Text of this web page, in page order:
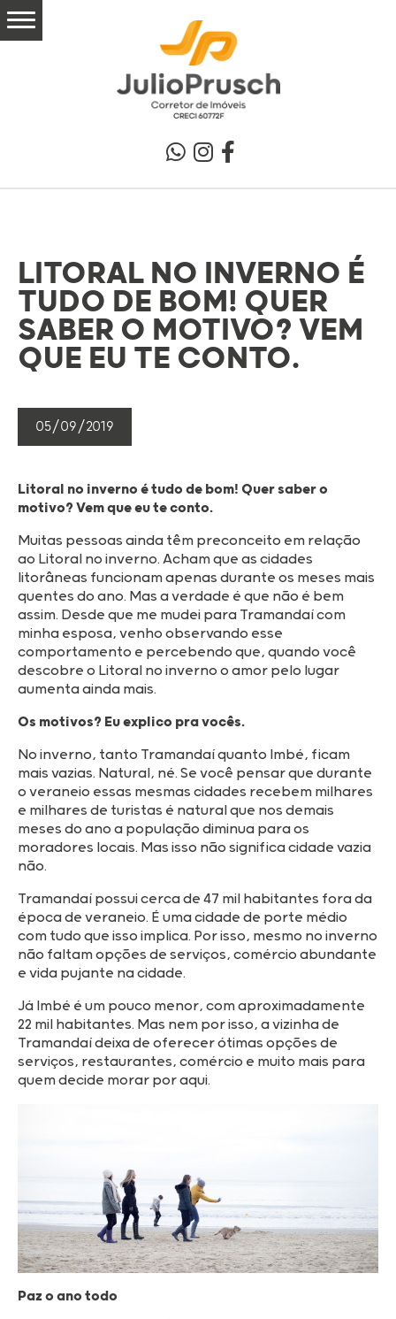
LITORAL NO INVERNO É
TUDO DE BOM! QUER
SABER O MOTIVO? VEM
QUE EU TE CONTO.
05/09/2019
Litoral no inverno é tudo de bom! Quer saber o
motivo? Vem que eu te conto.
Muitas pessoas ainda têm preconceito em relação
ao Litoral no inverno. Acham que as cidades
litorâneas funcionam apenas durante os meses mais
quentes do ano. Mas a verdade é que não é bem
assim. Desde que me mudei para Tramandaí com
minha esposa, venho observando esse
comportamento e percebendo que, quando você
descobre o Litoral no inverno o amor pelo lugar
aumenta ainda mais.
Os motivos? Eu explico pra vocês.
No inverno, tanto Tramandaí quanto Imbé, ficam
mais vazias. Natural, né. Se você pensar que durante
o veraneio essas mesmas cidades recebem milhares
e milhares de turistas é natural que nos demais
meses do ano a população diminua para os
moradores locais. Mas isso não significa cidade vazia
não.
Tramandaí possui cerca de 47 mil habitantes fora da
época de veraneio. É uma cidade de porte médio
com tudo que isso implica. Por isso, mesmo no inverno
não faltam opções de serviços, comércio abundante
e vida pujante na cidade.
Já Imbé é um pouco menor, com aproximadamente
22 mil habitantes. Mas nem por isso, a vizinha de
Tramandaí deixa de oferecer ótimas opções de
serviços, restaurantes, comércio e muito mais para
quem decide morar por aqui.
Paz o ano todo